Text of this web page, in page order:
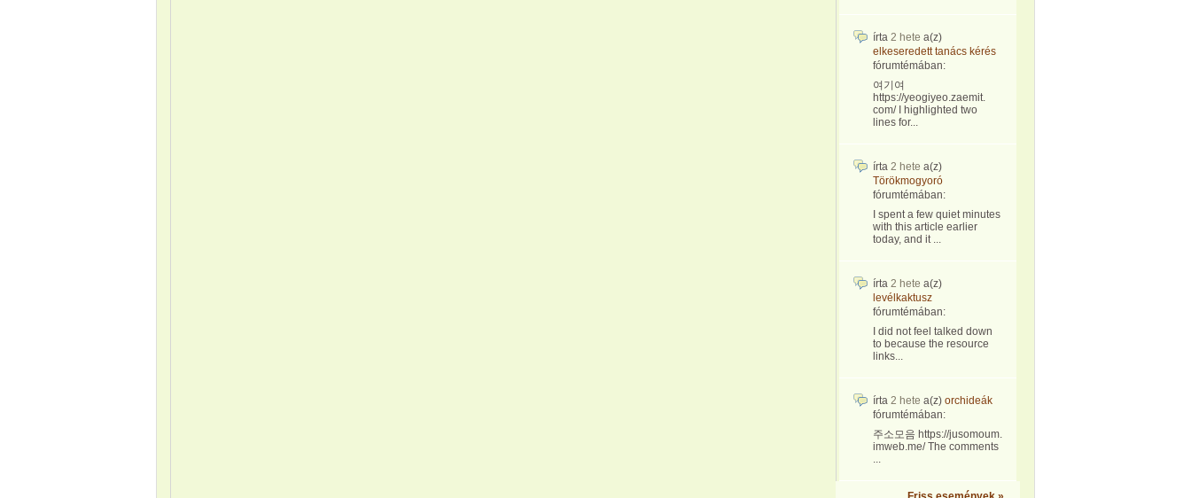
írta 2 hete a(z)
elkeseredett tanács kérés
fórumtémában:
여기여
https://yeogiyeo.zaemit.
com/ I highlighted two
lines for...
írta 2 hete a(z)
Törökmogyoró
fórumtémában:
I spent a few quiet minutes
with this article earlier
today, and it ...
írta 2 hete a(z)
levélkaktusz
fórumtémában:
I did not feel talked down
to because the resource
links...
írta 2 hete a(z) orchideák
fórumtémában:
주소모음 https://jusomoum.
imweb.me/ The comments
...